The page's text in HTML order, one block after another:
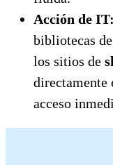
Acción de IT:
bibliotecas
los sitios de
directamente
acceso